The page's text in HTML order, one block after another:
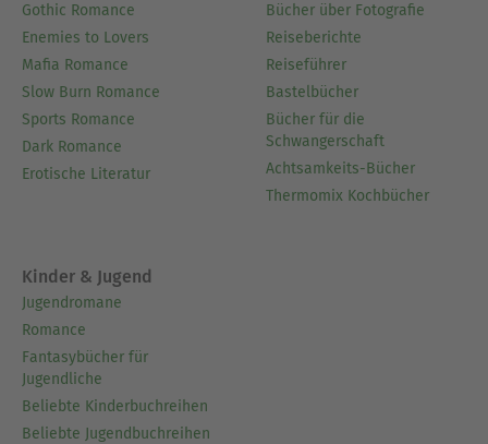
Bei dotbooks veröffentlichte Rosita Hoppe ihre
Romane »Sommerträume auf der Insel«, »Die
kleinen Boutique der Träume«, »Ein Inselsommer
zum Verlieben«, »Ein Sommer an deiner Seite«
sowie ihren Romantik-Sammelband »Die Farben
der Liebe«.
Im Verlag CW Niemeyer erschienen außerdem
»Herzleuchten am Meer«.
Gothic Romance
Enemies to Lovers
Mafia Romance
Slow Burn Romance
Sports Romance
Dark Romance
Erotische Literatur
Bücher über Fotografie
Reiseberichte
Reiseführer
Bastelbücher
Bücher für die
Schwangerschaft
Achtsamkeits-Bücher
Thermomix Kochbücher
Kinder & Jugend
Jugendromane
Romance
Fantasybücher für
Jugendliche
Beliebte Kinderbuchreihen
Beliebte Jugendbuchreihen